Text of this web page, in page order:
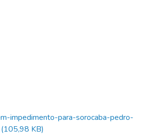
impedimento-para-sorocaba-pedro-
(105,98 KB)